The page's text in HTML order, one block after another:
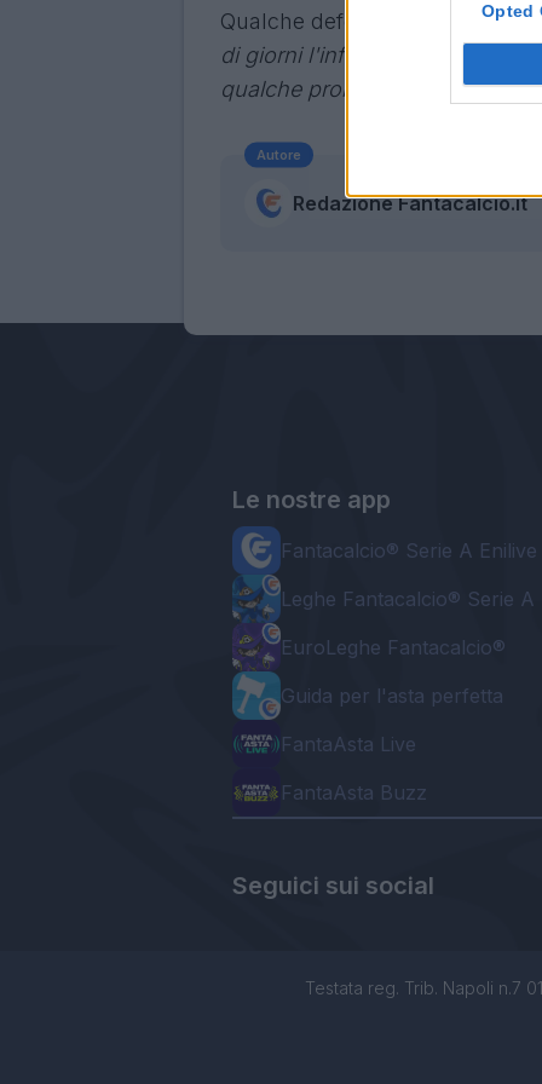
Opted
Qualche defezione in difesa:"
di giorni l'influenza e al suo
qualche problema".
Autore
Redazione Fantacalcio.it
Le nostre app
Fantacalcio® Serie A Enilive
Leghe Fantacalcio® Serie A
EuroLeghe Fantacalcio®
Guida per l'asta perfetta
FantaAsta Live
FantaAsta Buzz
Seguici sui social
Testata reg. Trib. Napoli n.7